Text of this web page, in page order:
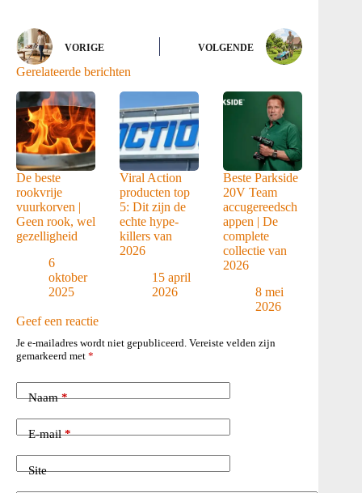
VORIGE VOLGENDE
Gerelateerde berichten
De beste
rookvrije
vuurkorven |
Geen rook, wel
gezelligheid
6
oktober
2025
Viral Action
producten top
5: Dit zijn de
echte hype-
killers van
2026
15 april
2026
Beste Parkside
20V Team
accugereedsch
appen | De
complete
collectie van
2026
8 mei
2026
Geef een reactie
Je e-mailadres wordt niet gepubliceerd. Vereiste velden zijn
gemarkeerd met *
Naam*
E-mail*
Site